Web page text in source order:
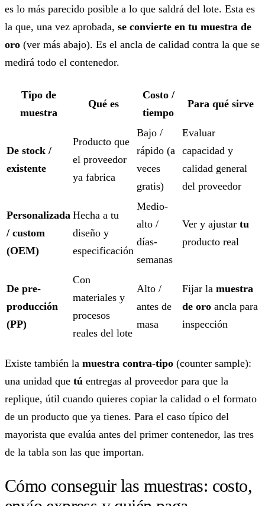
es lo más parecido posible a lo que saldrá del lote. Esta es
la que, una vez aprobada, se convierte en tu muestra de
oro (ver más abajo). Es el ancla de calidad contra la que se
medirá todo el contenedor.
Tipo de
muestra
Qué es
Costo /
tiempo
Para qué sirve
De stock /
existente
Producto que
el proveedor
ya fabrica
Bajo /
rápido (a
veces
gratis)
Evaluar
capacidad y
calidad general
del proveedor
Personalizada
/ custom
(OEM)
Hecha a tu
diseño y
especificación
Medio-
alto /
días-
semanas
Ver y ajustar tu
producto real
De pre-
producción
(PP)
Con
materiales y
procesos
reales del lote
Alto /
antes de
masa
Fijar la muestra
de oro ancla para
inspección
Existe también la muestra contra-tipo (counter sample):
una unidad que tú entregas al proveedor para que la
replique, útil cuando quieres copiar la calidad o el formato
de un producto que ya tienes. Para el caso típico del
mayorista que evalúa antes del primer contenedor, las tres
de la tabla son las que importan.
Cómo conseguir las muestras: costo,